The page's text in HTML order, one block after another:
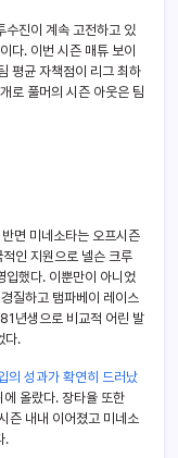
수진이 계속 고전하고 있
다. 이번 시즌 매튜 보이
평균 자책점이 리그 최하
로 풀머의 시즌 아웃은 팀
면 미네소타는 오프시즌
인 지원으로 넬슨 크루
입했다. 이뿐만이 아니었
질하고 탬파베이 레이스
년생으로 비교적 어린 발
다.
의 성과가 확연히 드러났
올랐다. 장타율 또한
즌 내내 이어졌고 미네소
.